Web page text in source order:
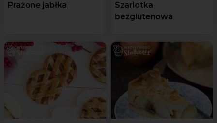
Prażone jabłka
Szarlotka
bezglutenowa